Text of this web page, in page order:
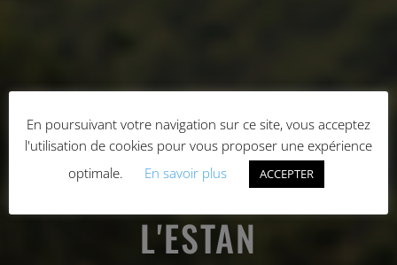
BIENVENUE AU
DOMAINE DE
L'ESTAN
En poursuivant votre navigation sur ce site, vous acceptez
l'utilisation de cookies pour vous proposer une expérience
optimale.
En savoir plus ACCEPTER